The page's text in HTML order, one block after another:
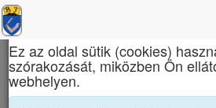
Bolyai Farkas
×
Ez az oldal sütik (cookies)
szórakozását, miközben Ön
webhelyen.